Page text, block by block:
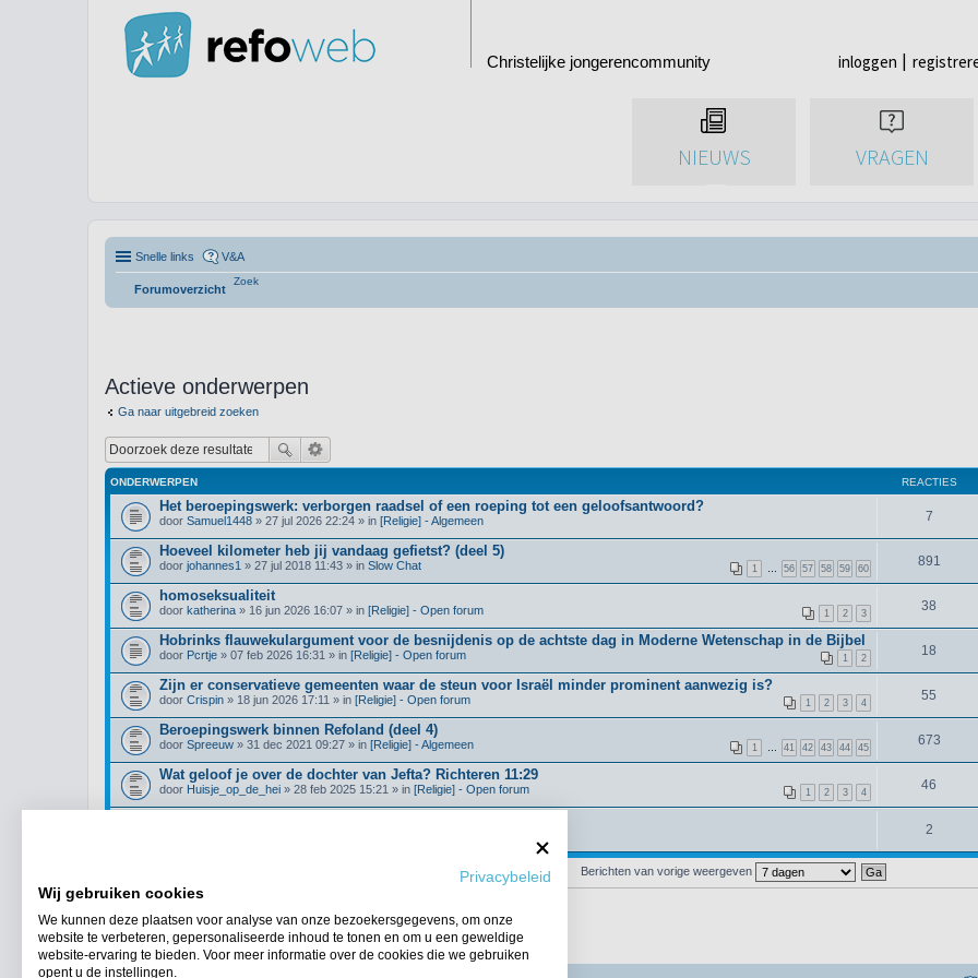
Christelijke jongerencommunity inloggen
NIEUWS VRAGEN
Snelle links V&A
Forumoverzicht
Zoek
Actieve onderwerpen
Ga naar uitgebreid zoeken
ONDERWERPEN REACTIES
Het beroepingswerk: verborgen raadsel of een roeping tot een geloofsantwoord?
door Samuel1448 » 27 jul 2026 22:24 » in [Religie] - Algemeen 7
Hoeveel kilometer heb jij vandaag gefietst? (deel 5)
1 … 56 57 58 59 60
door johannes1 » 27 jul 2018 11:43 » in Slow Chat 891
homoseksualiteit
1 2 3
door katherina » 16 jun 2026 16:07 » in [Religie] - Open forum 38
Hobrinks flauwekulargument voor de besnijdenis op de achtste dag in Moderne Wetenschap in de Bijbel
1 2
door Pcrtje » 07 feb 2026 16:31 » in [Religie] - Open forum 18
Zijn er conservatieve gemeenten waar de steun voor Israël minder prominent aanwezig is?
1 2 3 4
door Crispin » 18 jun 2026 17:11 » in [Religie] - Open forum 55
Beroepingswerk binnen Refoland (deel 4)
1 … 41 42 43 44 45
door Spreeuw » 31 dec 2021 09:27 » in [Religie] - Algemeen 673
Wat geloof je over de dochter van Jefta? Richteren 11:29
1 2 3 4
door Huisje_op_de_hei » 28 feb 2025 15:21 » in [Religie] - Open forum 46
2
Berichten van vorige weergeven
Ga naar uitgebreid zoeken
Privacybeleid
Wij gebruiken cookies
We kunnen deze plaatsen voor analyse van onze bezoekersgegevens, om onze
website te verbeteren, gepersonaliseerde inhoud te tonen en om u een geweldige
website-ervaring te bieden. Voor meer informatie over de cookies die we gebruiken
opent u de instellingen.